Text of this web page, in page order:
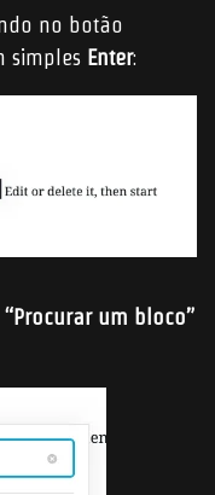
no botão
simples Enter:
“Procurar um bloco”